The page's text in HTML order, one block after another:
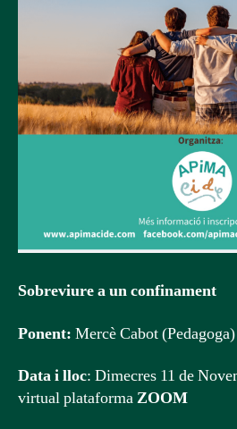
Sobreviure a un confinament
Ponent: Mercè Cabot (Pedagoga)
Data i lloc: Dimecres 11 de
virtual plataformaZOOM